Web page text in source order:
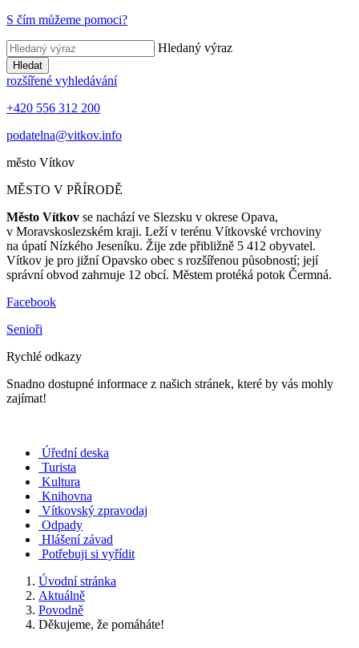
S čím můžeme pomoci?
Hledaný výraz
Hledat
rozšířené vyhledávání
+420 556 312 200
podatelna@vitkov.info
město Vítkov
MĚSTO V PŘÍRODĚ
Město Vítkov se nachází ve Slezsku v okrese Opava,
v Moravskoslezském kraji. Leží v terénu Vítkovské vrchoviny
na úpatí Nízkého Jeseníku. Žije zde přibližně 5 412 obyvatel.
Vítkov je pro jižní Opavsko obec s rozšířenou působností; její
správní obvod zahrnuje 12 obcí. Městem protéká potok Čermná.
Facebook
Senioři
Rychlé odkazy
Snadno dostupné informace z našich stránek, které by vás mohly
zajímat!
Úřední deska
Turista
Kultura
Knihovna
Vítkovský zpravodaj
Odpady
Hlášení závad
Potřebuji si vyřídit
Úvodní stránka
Aktuálně
Povodně
Děkujeme, že pomáháte!